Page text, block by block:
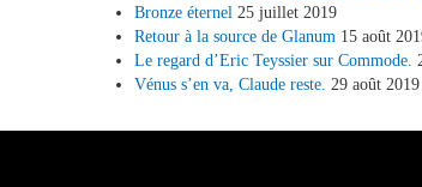
Bronze éternel 25 juillet 2019
Retour à la source de Glanum 15 août
Le regard d’Eric Teyssier sur Commode.
Vénus s’en va, Claude reste. 29 août 2019